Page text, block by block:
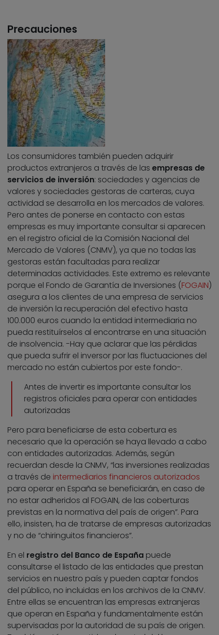
Precauciones
Los consumidores también pueden adquirir
productos extranjeros a través de las empresas de
servicios de inversión: sociedades y agencias de
valores y sociedades gestoras de carteras, cuya
actividad se desarrolla en los mercados de valores.
Pero antes de ponerse en contacto con estas
empresas es muy importante consultar si aparecen
en el registro oficial de la Comisión Nacional del
Mercado de Valores (CNMV), ya que no todas las
gestoras están facultadas para realizar
determinadas actividades. Este extremo es relevante
porque el Fondo de Garantía de Inversiones (FOGAIN)
asegura a los clientes de una empresa de servicios
de inversión la recuperación del efectivo hasta
100.000 euros cuando la entidad intermediaria no
pueda restituírselos al encontrarse en una situación
de insolvencia. -Hay que aclarar que las pérdidas
que pueda sufrir el inversor por las fluctuaciones del
mercado no están cubiertos por este fondo-.
Antes de invertir es importante consultar los
registros oficiales para operar con entidades
autorizadas
Pero para beneficiarse de esta cobertura es
necesario que la operación se haya llevado a cabo
con entidades autorizadas. Además, según
recuerdan desde la CNMV, “las inversiones realizadas
a través de intermediarios financieros autorizados
para operar en España se beneficiarán, en caso de
no estar adheridos al FOGAIN, de las coberturas
previstas en la normativa del país de origen”. Para
ello, insisten, ha de tratarse de empresas autorizadas
y no de “chiringuitos financieros”.
En el registro del Banco de España puede
consultarse el listado de las entidades que prestan
servicios en nuestro país y pueden captar fondos
del público, no incluidas en los archivos de la CNMV.
Entre ellas se encuentran las empresas extranjeras
que operan en España y fundamentalmente están
supervisadas por la autoridad de su país de origen.